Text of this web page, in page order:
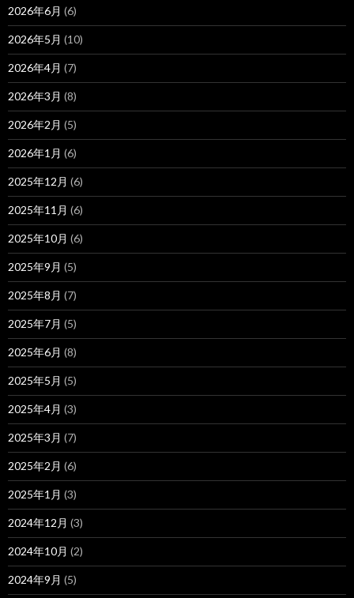
2026年6月 (6)
2026年5月 (10)
2026年4月 (7)
2026年3月 (8)
2026年2月 (5)
2026年1月 (6)
2025年12月 (6)
2025年11月 (6)
2025年10月 (6)
2025年9月 (5)
2025年8月 (7)
2025年7月 (5)
2025年6月 (8)
2025年5月 (5)
2025年4月 (3)
2025年3月 (7)
2025年2月 (6)
2025年1月 (3)
2024年12月 (3)
2024年10月 (2)
2024年9月 (5)